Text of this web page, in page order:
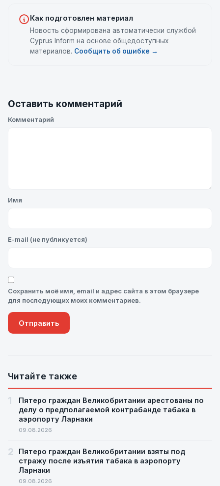
Как подготовлен материал
Новость сформирована автоматически службой
Cyprus Inform на основе общедоступных
материалов. Сообщить об ошибке →
Оставить комментарий
Комментарий
Имя
E-mail (не публикуется)
Сохранить моё имя, email и адрес сайта в этом браузере
для последующих моих комментариев.
Читайте также
1
Пятеро граждан Великобритании арестованы по
делу о предполагаемой контрабанде табака в
аэропорту Ларнаки
09.08.2026
2
Пятеро граждан Великобритании взяты под
стражу после изъятия табака в аэропорту
Ларнаки
09.08.2026